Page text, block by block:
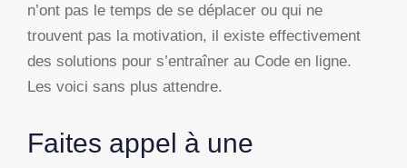
n’ont pas le temps de se déplacer ou qui ne
trouvent pas la motivation, il existe effectivement
des solutions pour s’entraîner au Code en ligne.
Les voici sans plus attendre.
Faites appel à une